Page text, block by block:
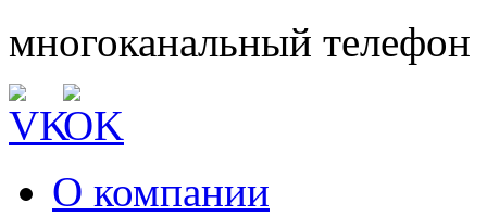
многоканальный телефон
О компании